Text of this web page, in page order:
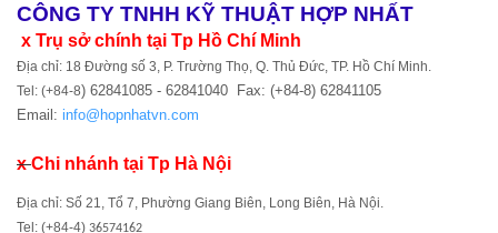
CÔNG TY TNHH KỸ THUẬT HỢP NHẤT
x Trụ sở chính tại Tp Hồ Chí Minh
Địa chỉ: 18 Đường số 3, P. Trường Thọ, Q. Thủ Đức, TP. Hồ Chí Minh.
Tel: (+84-8) 62841085 - 62841040 Fax: (+84-8) 62841105
Email: info@hopnhatvn.com
xChi nhánh tại Tp Hà Nội
Địa chỉ: Số 21, Tổ 7, Phường Giang Biên, Long Biên, Hà Nội.
Tel: (+84-4) 36574162